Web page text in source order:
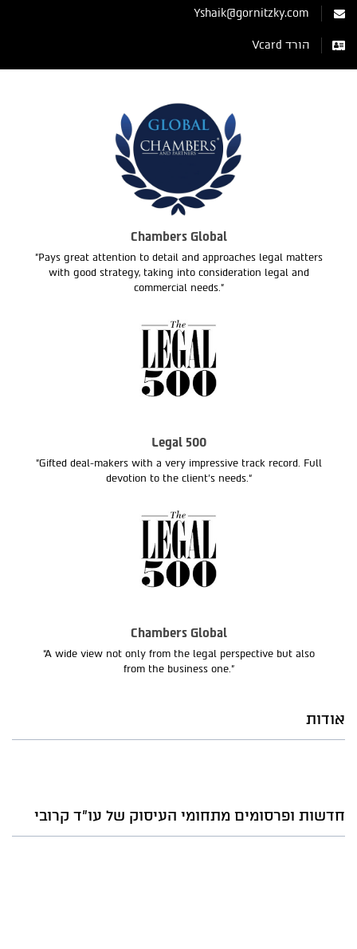
Yshaik@gornitzky.com
הורד Vcard
Chambers Global
"Pays great attention to detail and approaches legal matters
with good strategy, taking into consideration legal and
commercial needs."
Legal 500
"Gifted deal-makers with a very impressive track record. Full
devotion to the client’s needs.“
Chambers Global
“A wide view not only from the legal perspective but also
from the business one.”
אודות
חדשות ופרסומים מתחומי העיסוק של עו"ד קרובי